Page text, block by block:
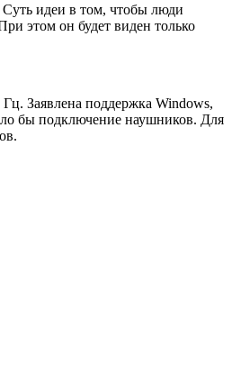
Суть идеи в том, чтобы люди
этом он будет виден только
Заявлена поддержка Windows,
бы подключение наушников. Для